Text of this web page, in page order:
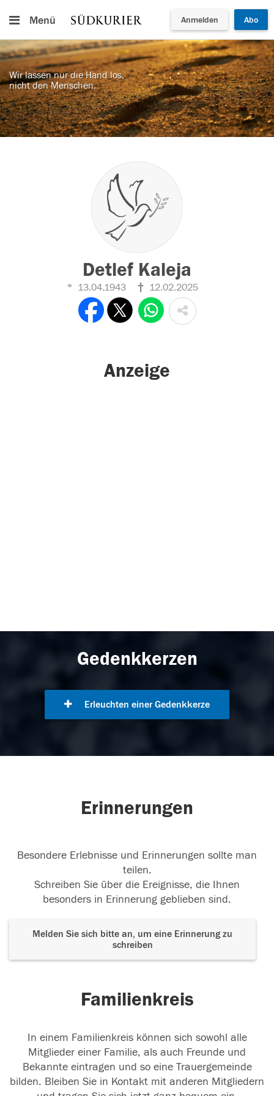
Menü Anmelden Abo
Wir lassen nur die Hand los,
nicht den Menschen.
Detlef Kaleja
13.04.1943 12.02.2025
Anzeige
Gedenkkerzen
Erleuchten einer Gedenkkerze
Erinnerungen
Besondere Erlebnisse und Erinnerungen sollte man
teilen.
Schreiben Sie über die Ereignisse, die Ihnen
besonders in Erinnerung geblieben sind.
Melden Sie sich bitte an, um eine Erinnerung zu
schreiben
Familienkreis
In einem Familienkreis können sich sowohl alle
Mitglieder einer Familie, als auch Freunde und
Bekannte eintragen und so eine Trauergemeinde
bilden. Bleiben Sie in Kontakt mit anderen Mitgliedern